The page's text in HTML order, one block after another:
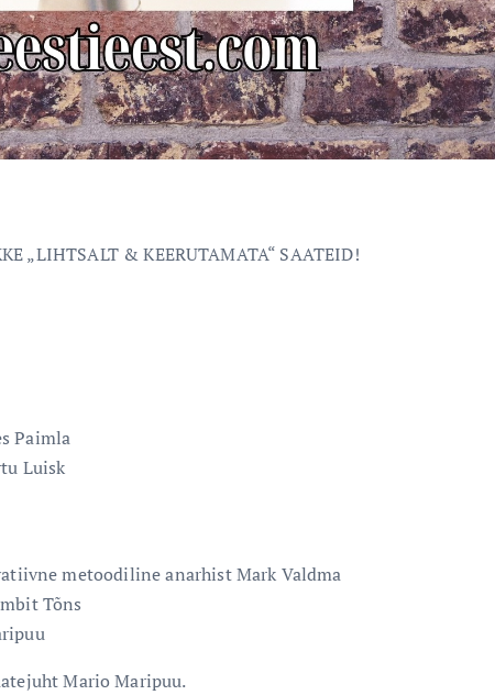
„LIHTSALT & KEERUTAMATA“ SAATEID!
Paimla
Luisk
metoodiline anarhist Mark Valdma
Tõns
Mario Maripuu.